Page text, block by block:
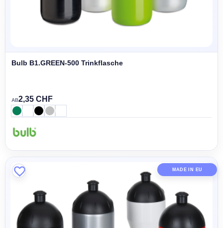
Bulb B1.GREEN-500 Trinkflasche
AB2,35 CHF
MADE IN EU